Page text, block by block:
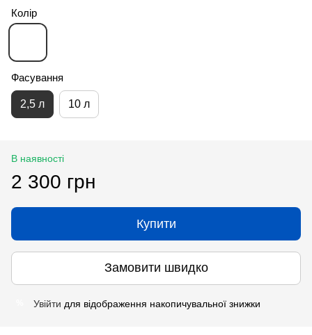
Колір
Фасування
2,5 л 10 л
В наявності
2 300 грн
Купити
Замовити швидко
Увійти для відображення накопичувальної знижки